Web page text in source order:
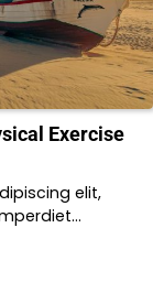
Exercise
elit,